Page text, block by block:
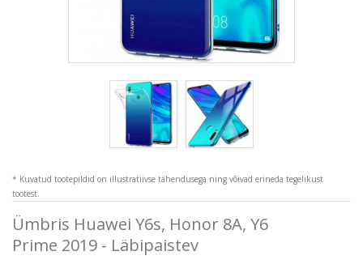
* Kuvatud tootepildid on illustratiivse tähendusega ning võivad erineda tegelikust
tootest.
Ümbris Huawei Y6s, Honor 8A, Y6
Prime 2019 - Läbipaistev